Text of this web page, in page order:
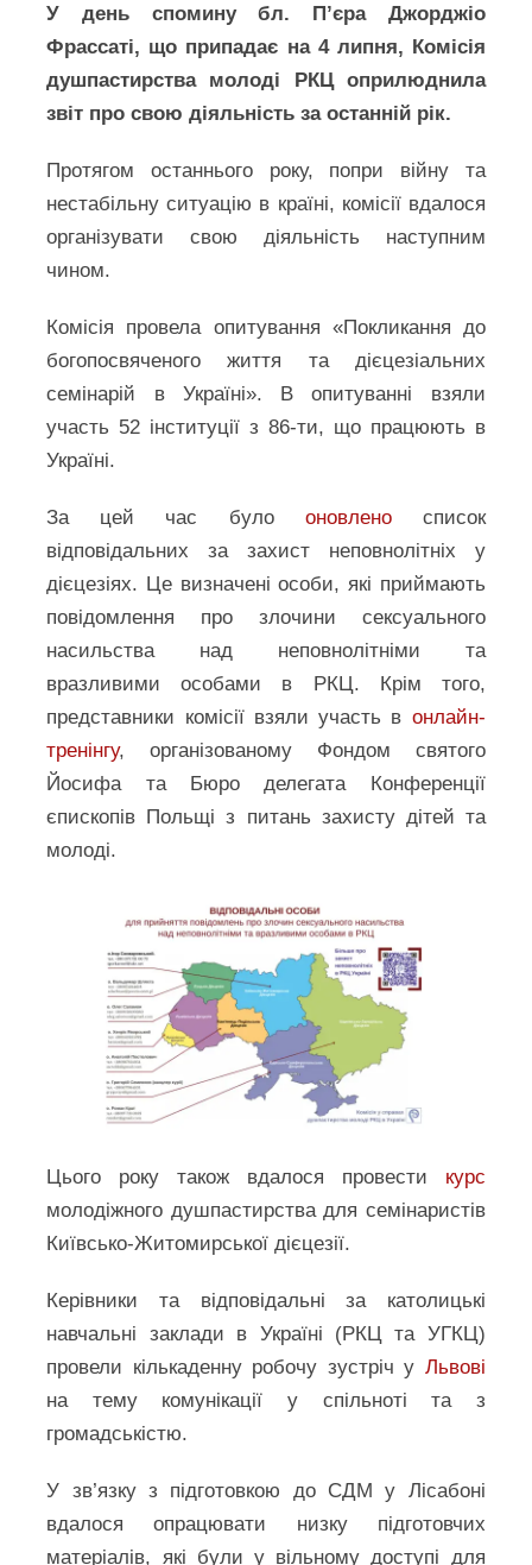
У день спомину бл. П’єра Джорджіо
Фрассаті, що припадає на 4 липня, Комісія
душпастирства молоді РКЦ оприлюднила
звіт про свою діяльність за останній рік.
Протягом останнього року, попри війну та
нестабільну ситуацію в країні, комісії вдалося
організувати свою діяльність наступним
чином.
Комісія провела опитування «Покликання до
богопосвяченого життя та дієцезіальних
семінарій в Україні». В опитуванні взяли
участь 52 інституції з 86-ти, що працюють в
Україні.
За цей час було оновленосписок
відповідальних за захист неповнолітніх у
дієцезіях. Це визначені особи, які приймають
повідомлення про злочини сексуального
насильства над неповнолітніми та
вразливими особами в РКЦ. Крім того,
представники комісії взяли участь в онлайн-
тренінгу, організованому Фондом святого
Йосифа та Бюро делегата Конференції
єпископів Польщі з питань захисту дітей та
молоді.
Цього року також вдалося провести курс
молодіжного душпастирства для семінаристів
Київсько-Житомирської дієцезії.
Керівники та відповідальні за католицькі
навчальні заклади в Україні (РКЦ та УГКЦ)
провели кількаденну робочу зустріч у Львові
на тему комунікації у спільноті та з
громадськістю.
У зв’язку з підготовкою до СДМ у Лісабоні
вдалося опрацювати низку підготовчих
матеріалів, які були у вільному доступі для